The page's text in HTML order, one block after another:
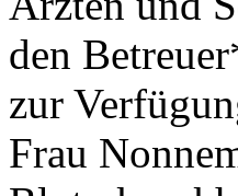
den
zur
Frau